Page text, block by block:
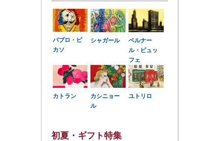
パブロ・ピ
カソ
シャガール
ベルナー
ル・ビュッ
フェ
カトラン
カシニョー
ル
ユトリロ
初夏・ギフト特集